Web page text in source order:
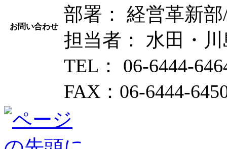
お問い合わせ
部署： 経営革新
担当者： 水田・
TEL： 06-6444-
FAX：06-6444-